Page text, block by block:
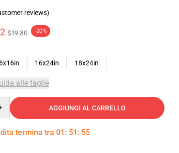
reviews)
$19.80 -20%
16x24in 18x24in
alle taglie
AGGIUNGI AL CARRELLO
termina tra 01 : 51 : 54